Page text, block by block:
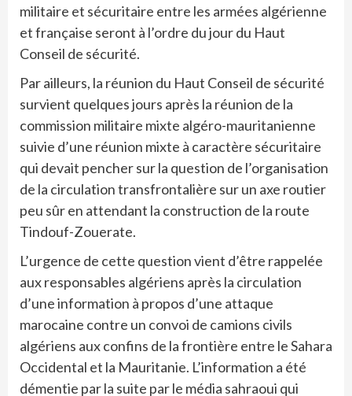
militaire et sécuritaire entre les armées algérienne
et française seront à l’ordre du jour du Haut
Conseil de sécurité.
Par ailleurs, la réunion du Haut Conseil de sécurité
survient quelques jours après la réunion de la
commission militaire mixte algéro-mauritanienne
suivie d’une réunion mixte à caractère sécuritaire
qui devait pencher sur la question de l’organisation
de la circulation transfrontalière sur un axe routier
peu sûr en attendant la construction de la route
Tindouf-Zouerate.
L’urgence de cette question vient d’être rappelée
aux responsables algériens après la circulation
d’une information à propos d’une attaque
marocaine contre un convoi de camions civils
algériens aux confins de la frontière entre le Sahara
Occidental et la Mauritanie. L’information a été
démentie par la suite par le média sahraoui qui